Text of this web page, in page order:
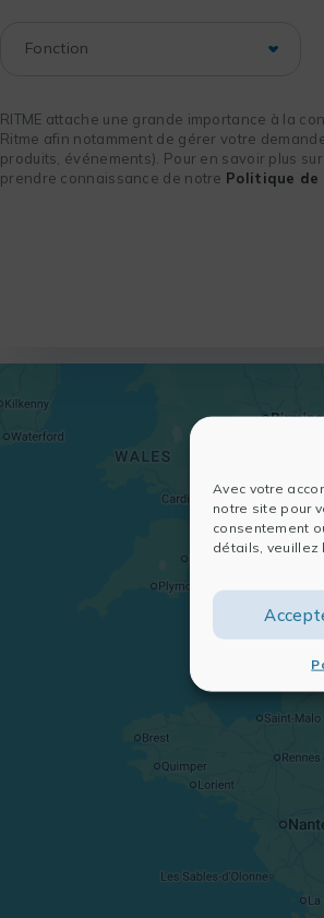
Avec votre
notre site pour
consentement
détails, veuillez
RITME attache une grande importance à la
Ritme afin notamment de gérer votre
produits, événements). Pour en savoir plus
prendre connaissance de notre Politique de